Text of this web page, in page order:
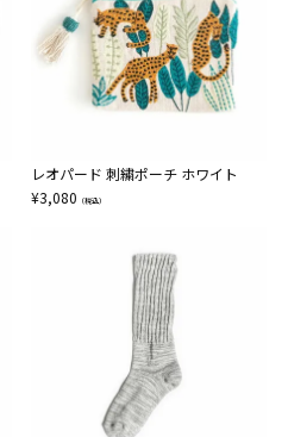
レオパード 刺繍ポーチ ホワイト
¥3,080 （税込）